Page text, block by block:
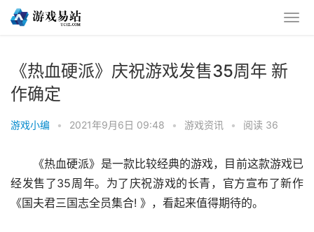
《热血硬派》庆祝游戏发售35周年 新
作确定
游戏小编 • 2021年9月6日 09:48 • 游戏资讯 • 阅读 36
《热血硬派》是一款比较经典的游戏，目前这款游戏已
经发售了35周年。为了庆祝游戏的长青，官方宣布了新作
《国夫君三国志全员集合! 》，看起来值得期待的。